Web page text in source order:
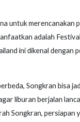
untuk merencanakan
adalah Festival
ini dikenal dengan
Songkran bisa
liburan berjalan
Songkran, persiapan